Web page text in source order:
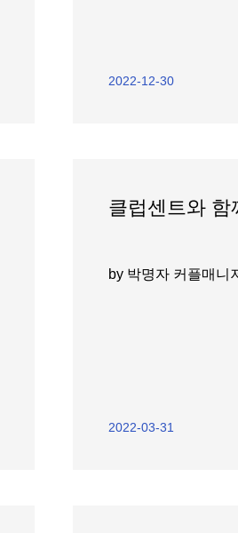
2022-12-30
클럽센트와 함
by 박명자 커플매니
2022-03-31